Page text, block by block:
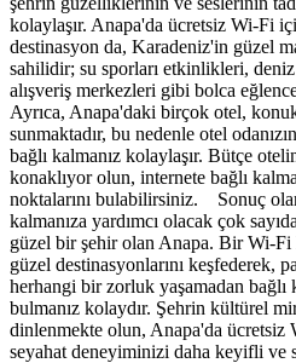
kolaylaşır. Anapa'da ücretsiz Wi-Fi
destinasyon da, Karadeniz'in güzel
sahilidir; su sporları etkinlikleri,
alışveriş merkezleri gibi bolca
Ayrıca, Anapa'daki birçok otel,
sunmaktadır, bu nedenle otel
bağlı kalmanız kolaylaşır. Bütçe
konaklıyor olun, internete bağlı
noktalarını bulabilirsiniz. Sonuç
kalmanıza yardımcı olacak çok
güzel bir şehir olan Anapa. Bir Wi-Fi
güzel destinasyonlarını keşfederek,
herhangi bir zorluk yaşamadan
bulmanız kolaydır. Şehrin kültürel
dinlenmekte olun, Anapa'da ücretsiz
seyahat deneyiminizi daha keyifli ve